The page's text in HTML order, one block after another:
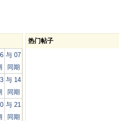
与 07
同期
与 14
同期
与 21
同期
热门帖子